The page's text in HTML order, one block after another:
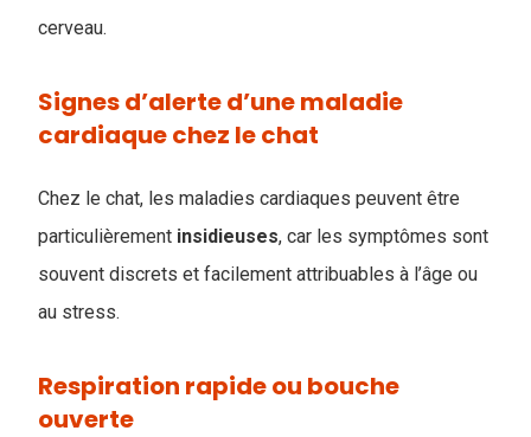
cerveau.
Signes d’alerte d’une maladie
cardiaque chez le chat
Chez le chat, les maladies cardiaques peuvent être
particulièrement insidieuses, car les symptômes sont
souvent discrets et facilement attribuables à l’âge ou
au stress.
Respiration rapide ou bouche
ouverte